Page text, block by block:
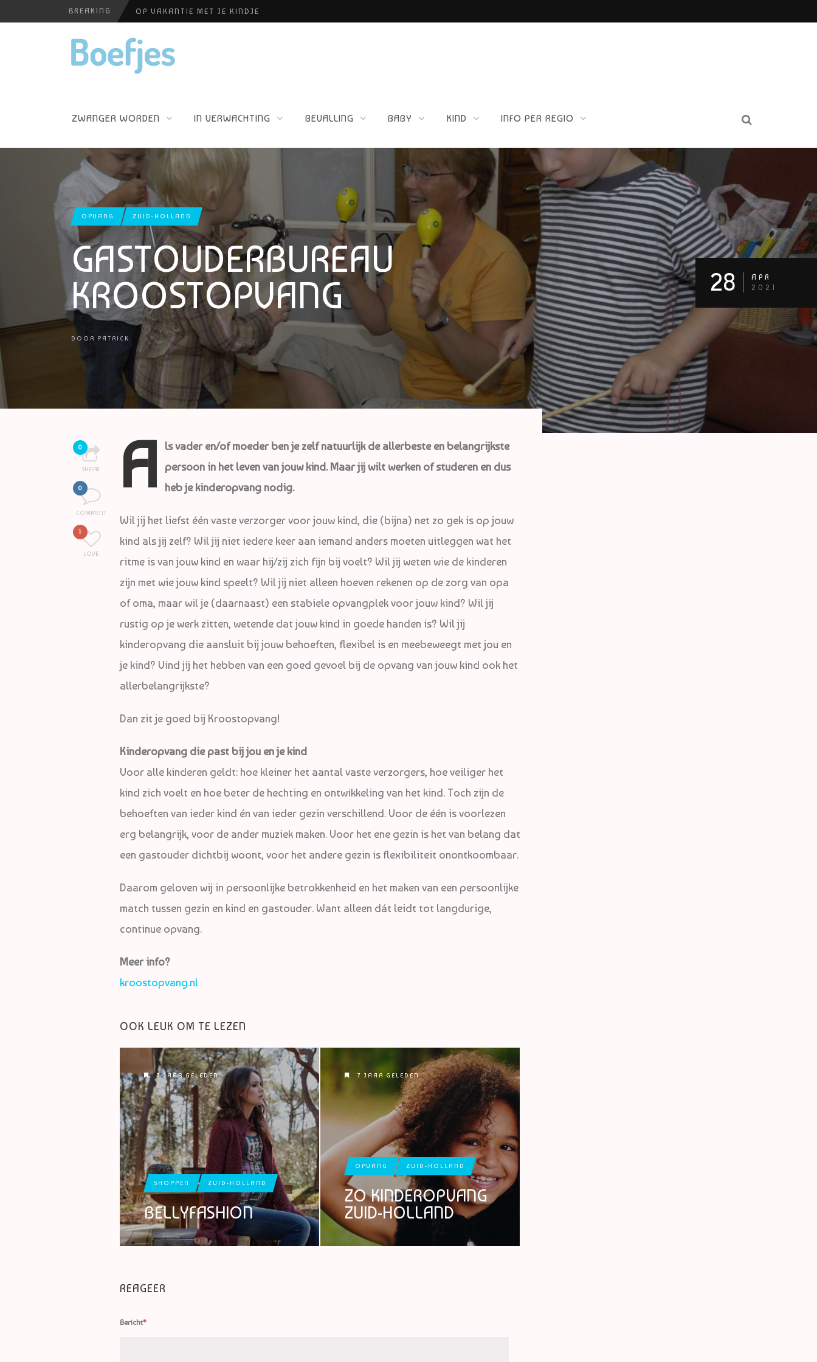
BREAKING OP VAKANTIE MET JE KINDJE
BABYBLOEI
ZWANGER WORDEN IN VERWACHTING BEVALLING BABY KIND INFO PER REGIO
OPVANG ZUID-HOLLAND
GASTOUDERBUREAU
KROOSTOPVANG
DOOR PATRICK
28
APR
2021
0
SHARE
0
COMMENT
1
LOVE
A
ls vader en/of moeder ben je zelf natuurlijk de allerbeste en belangrijkste
persoon in het leven van jouw kind. Maar jij wilt werken of studeren en dus
heb je kinderopvang nodig.
Wil jij het liefst één vaste verzorger voor jouw kind, die (bijna) net zo gek is op jouw
kind als jij zelf? Wil jij niet iedere keer aan iemand anders moeten uitleggen wat het
ritme is van jouw kind en waar hij/zij zich fijn bij voelt? Wil jij weten wie de kinderen
zijn met wie jouw kind speelt? Wil jij niet alleen hoeven rekenen op de zorg van opa
of oma, maar wil je (daarnaast) een stabiele opvangplek voor jouw kind? Wil jij
rustig op je werk zitten, wetende dat jouw kind in goede handen is? Wil jij
kinderopvang die aansluit bij jouw behoeften, flexibel is en meebeweegt met jou en
je kind? Vind jij het hebben van een goed gevoel bij de opvang van jouw kind ook het
allerbelangrijkste?
Dan zit je goed bij Kroostopvang!
Kinderopvang die past bij jou en je kind
Voor alle kinderen geldt: hoe kleiner het aantal vaste verzorgers, hoe veiliger het
kind zich voelt en hoe beter de hechting en ontwikkeling van het kind. Toch zijn de
behoeften van ieder kind én van ieder gezin verschillend. Voor de één is voorlezen
erg belangrijk, voor de ander muziek maken. Voor het ene gezin is het van belang dat
een gastouder dichtbij woont, voor het andere gezin is flexibiliteit onontkoombaar.
Daarom geloven wij in persoonlijke betrokkenheid en het maken van een persoonlijke
match tussen gezin en kind en gastouder. Want alleen dát leidt tot langdurige,
continue opvang.
Meer info?
kroostopvang.nl
OOK LEUK OM TE LEZEN
7 JAAR GELEDEN
SHOPPEN ZUID-HOLLAND
BELLYFASHION
7 JAAR GELEDEN
OPVANG ZUID-HOLLAND
ZO KINDEROPVANG
ZUID-HOLLAND
REAGEER
Bericht*